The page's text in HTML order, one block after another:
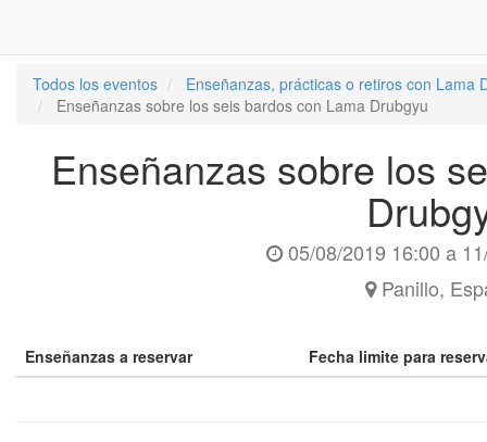
Todos los eventos
Enseñanzas, prácticas o retiros con Lama
Enseñanzas sobre los seis bardos con Lama Drubgyu
Enseñanzas sobre los
05/08/2019 16:00 a
Panillo,
Enseñanzas a reservar Fecha limite para